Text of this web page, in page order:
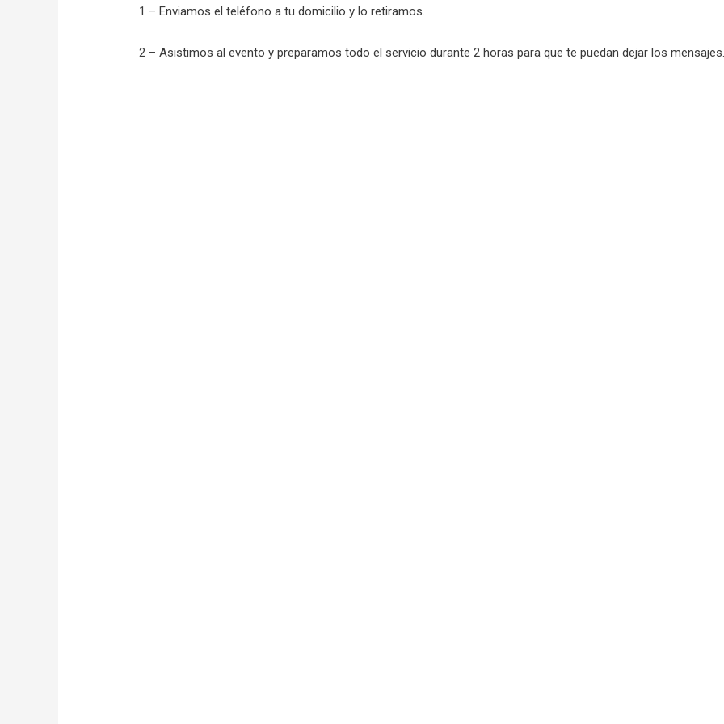
1 – Enviamos el teléfono a tu domicilio y lo retiramos.
2 – Asistimos al evento y preparamos todo el servicio durante 2 horas para que te puedan dejar los